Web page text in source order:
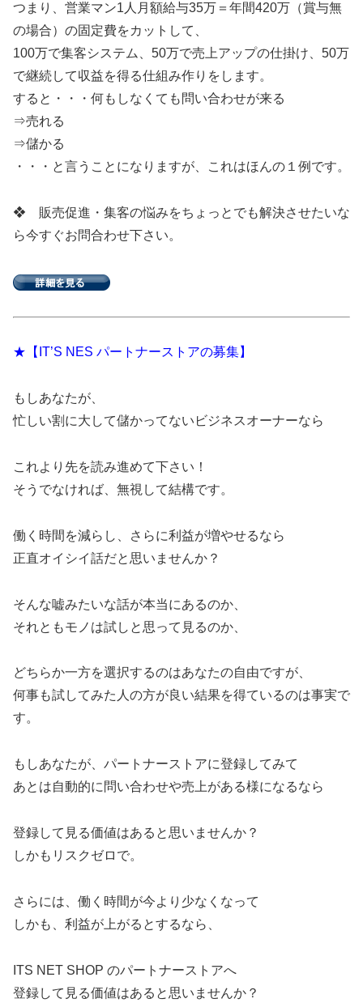
つまり、営業マン1人月額給与35万＝年間420万（賞与無
の場合）の固定費をカットして、
100万で集客システム、50万で売上アップの仕掛け、50万
で継続して収益を得る仕組み作りをします。
すると・・・何もしなくても問い合わせが来る
⇒売れる
⇒儲かる
・・・と言うことになりますが、これはほんの１例です。
❖ 販売促進・集客の悩みをちょっとでも解決させたいな
ら今すぐお問合わせ下さい。
★【IT’S NES パートナーストアの募集】
もしあなたが、
忙しい割に大して儲かってないビジネスオーナーなら
これより先を読み進めて下さい！
そうでなければ、無視して結構です。
働く時間を減らし、さらに利益が増やせるなら
正直オイシイ話だと思いませんか？
そんな嘘みたいな話が本当にあるのか、
それともモノは試しと思って見るのか、
どちらか一方を選択するのはあなたの自由ですが、
何事も試してみた人の方が良い結果を得ているのは事実で
す。
もしあなたが、パートナーストアに登録してみて
あとは自動的に問い合わせや売上がある様になるなら
登録して見る価値はあると思いませんか？
しかもリスクゼロで。
さらには、働く時間が今より少なくなって
しかも、利益が上がるとするなら、
ITS NET SHOP のパートナーストアへ
登録して見る価値はあると思いませんか？